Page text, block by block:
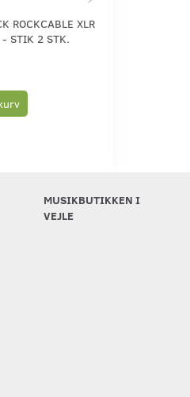
ROCKCABLE XLR
- STIK 2 STK.
MUSIKBUTIKKEN I
VEJLE